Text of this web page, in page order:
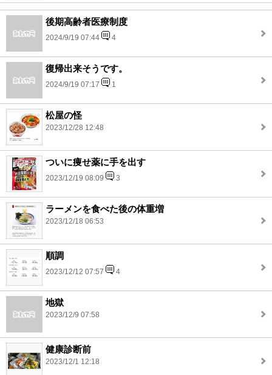
後期高齢者医療制度
2024/9/19 07:44 4
復帰出来そうです。
2024/9/19 07:17 1
松屋の怪
2023/12/28 12:48
ついに痩せ薬に手を出す
2023/12/19 08:09 3
ラーメンを食べた後の体重増
2023/12/18 06:53
順調
2023/12/12 07:57 4
地獄
2023/12/9 07:58
健康診断前
2023/12/1 12:18